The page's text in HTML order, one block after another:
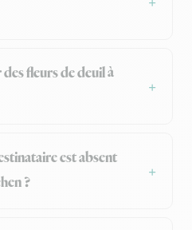
fleurs de deuil à
est absent
?